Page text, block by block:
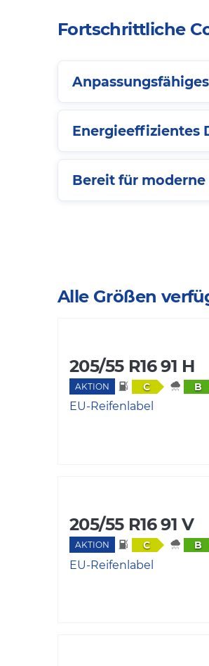
Fortschrittliche
Energieeffizientes
Bereit für moderne
Alle Größen
205/55 R16 91 H
AKTION C B
EU-Reifenlabel
205/55 R16 91 V
AKTION C B
EU-Reifenlabel